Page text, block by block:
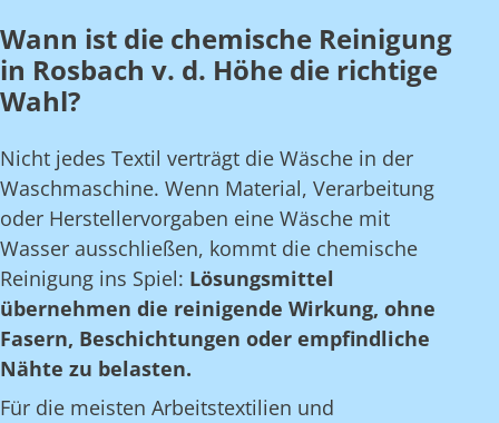
Wann ist die chemische Reinigung
in Rosbach v. d. Höhe die richtige
Wahl?
Nicht jedes Textil verträgt die Wäsche in der
Waschmaschine. Wenn Material, Verarbeitung
oder Herstellervorgaben eine Wäsche mit
Wasser ausschließen, kommt die chemische
Reinigung ins Spiel: Lösungsmittel
übernehmen die reinigende Wirkung, ohne
Fasern, Beschichtungen oder empfindliche
Nähte zu belasten.
Für die meisten Arbeitstextilien und